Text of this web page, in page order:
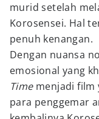
murid setelah
Korosensei. Hal
penuh kenangan.
Dengan nuansa
emosional yang
Timemenjadi film
para penggemar